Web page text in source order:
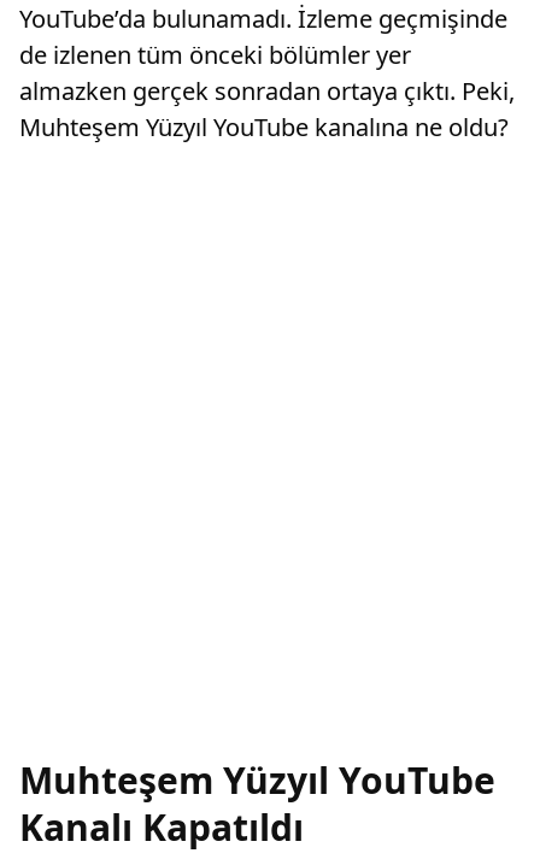
YouTube’da bulunamadı. İzleme geçmişinde
de izlenen tüm önceki bölümler yer
almazken gerçek sonradan ortaya çıktı. Peki,
Muhteşem Yüzyıl YouTube kanalına ne oldu?
Muhteşem Yüzyıl YouTube
Kanalı Kapatıldı